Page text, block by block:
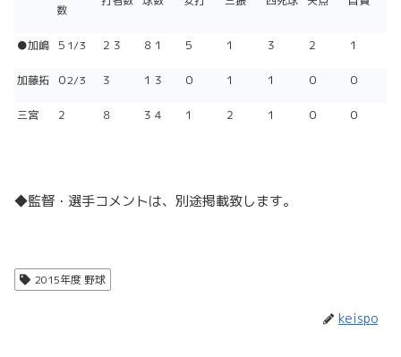
数
●加嶋 ５1/3 ２３ ８１ ５ １ ３ ２ １
加藤拓 ０2/3 ３ １３ ０ １ １ ０ ０
三宮 ２ ８ ３４ １ ２ １ ０ ０
◆監督・選手コメントは、別途掲載致します。
2015年度 野球
keispo